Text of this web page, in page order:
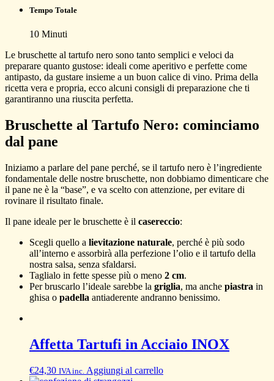
Tempo Totale
10 Minuti
Le bruschette al tartufo nero sono tanto semplici e veloci da
preparare quanto gustose: ideali come aperitivo e perfette come
antipasto, da gustare insieme a un buon calice di vino. Prima della
ricetta vera e propria, ecco alcuni consigli di preparazione che ti
garantiranno una riuscita perfetta.
Bruschette al Tartufo Nero: cominciamo
dal pane
Iniziamo a parlare del pane perché, se il tartufo nero è l’ingrediente
fondamentale delle nostre bruschette, non dobbiamo dimenticare che
il pane ne è la “base”, e va scelto con attenzione, per evitare di
rovinare il risultato finale.
Il pane ideale per le bruschette è il casereccio:
Scegli quello a lievitazione naturale, perché è più sodo
all’interno e assorbirà alla perfezione l’olio e il tartufo della
nostra salsa, senza sfaldarsi.
Taglialo in fette spesse più o meno 2 cm.
Per bruscarlo l’ideale sarebbe la griglia, ma anche piastra in
ghisa o padella antiaderente andranno benissimo.
Affetta Tartufi in Acciaio INOX
€24,30 IVA inc. Aggiungi al carrello